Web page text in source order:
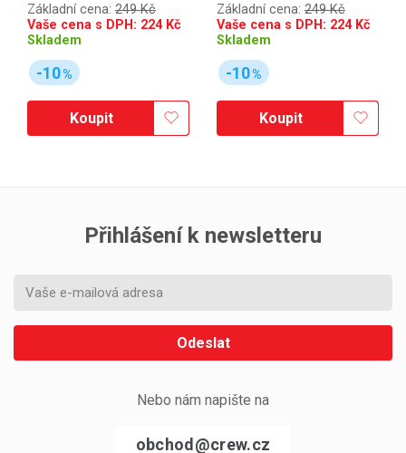
Základní cena: 249 Kč
Vaše cena s DPH: 224Kč
Skladem
-10%
Koupit
Základní cena: 249 Kč
Vaše cena s DPH: 224Kč
Skladem
-10%
Koupit
Přihlášení k newsletteru
Odeslat
Nebo nám napište na
obchod@crew.cz